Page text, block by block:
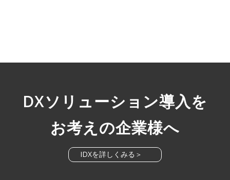
DXソリューション導入を
お考えの企業様へ
IDXを詳しくみる＞